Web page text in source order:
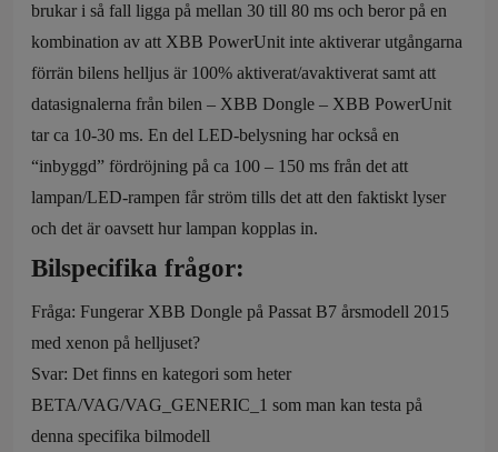
brukar i så fall ligga på mellan 30 till 80 ms och beror på en
kombination av att XBB PowerUnit inte aktiverar utgångarna
förrän bilens helljus är 100% aktiverat/avaktiverat samt att
datasignalerna från bilen – XBB Dongle – XBB PowerUnit
tar ca 10-30 ms. En del LED-belysning har också en
“inbyggd” fördröjning på ca 100 – 150 ms från det att
lampan/LED-rampen får ström tills det att den faktiskt lyser
och det är oavsett hur lampan kopplas in.
Bilspecifika frågor:
Fråga: Fungerar XBB Dongle på Passat B7 årsmodell 2015
med xenon på helljuset?
Svar: Det finns en kategori som heter
BETA/VAG/VAG_GENERIC_1 som man kan testa på
denna specifika bilmodell